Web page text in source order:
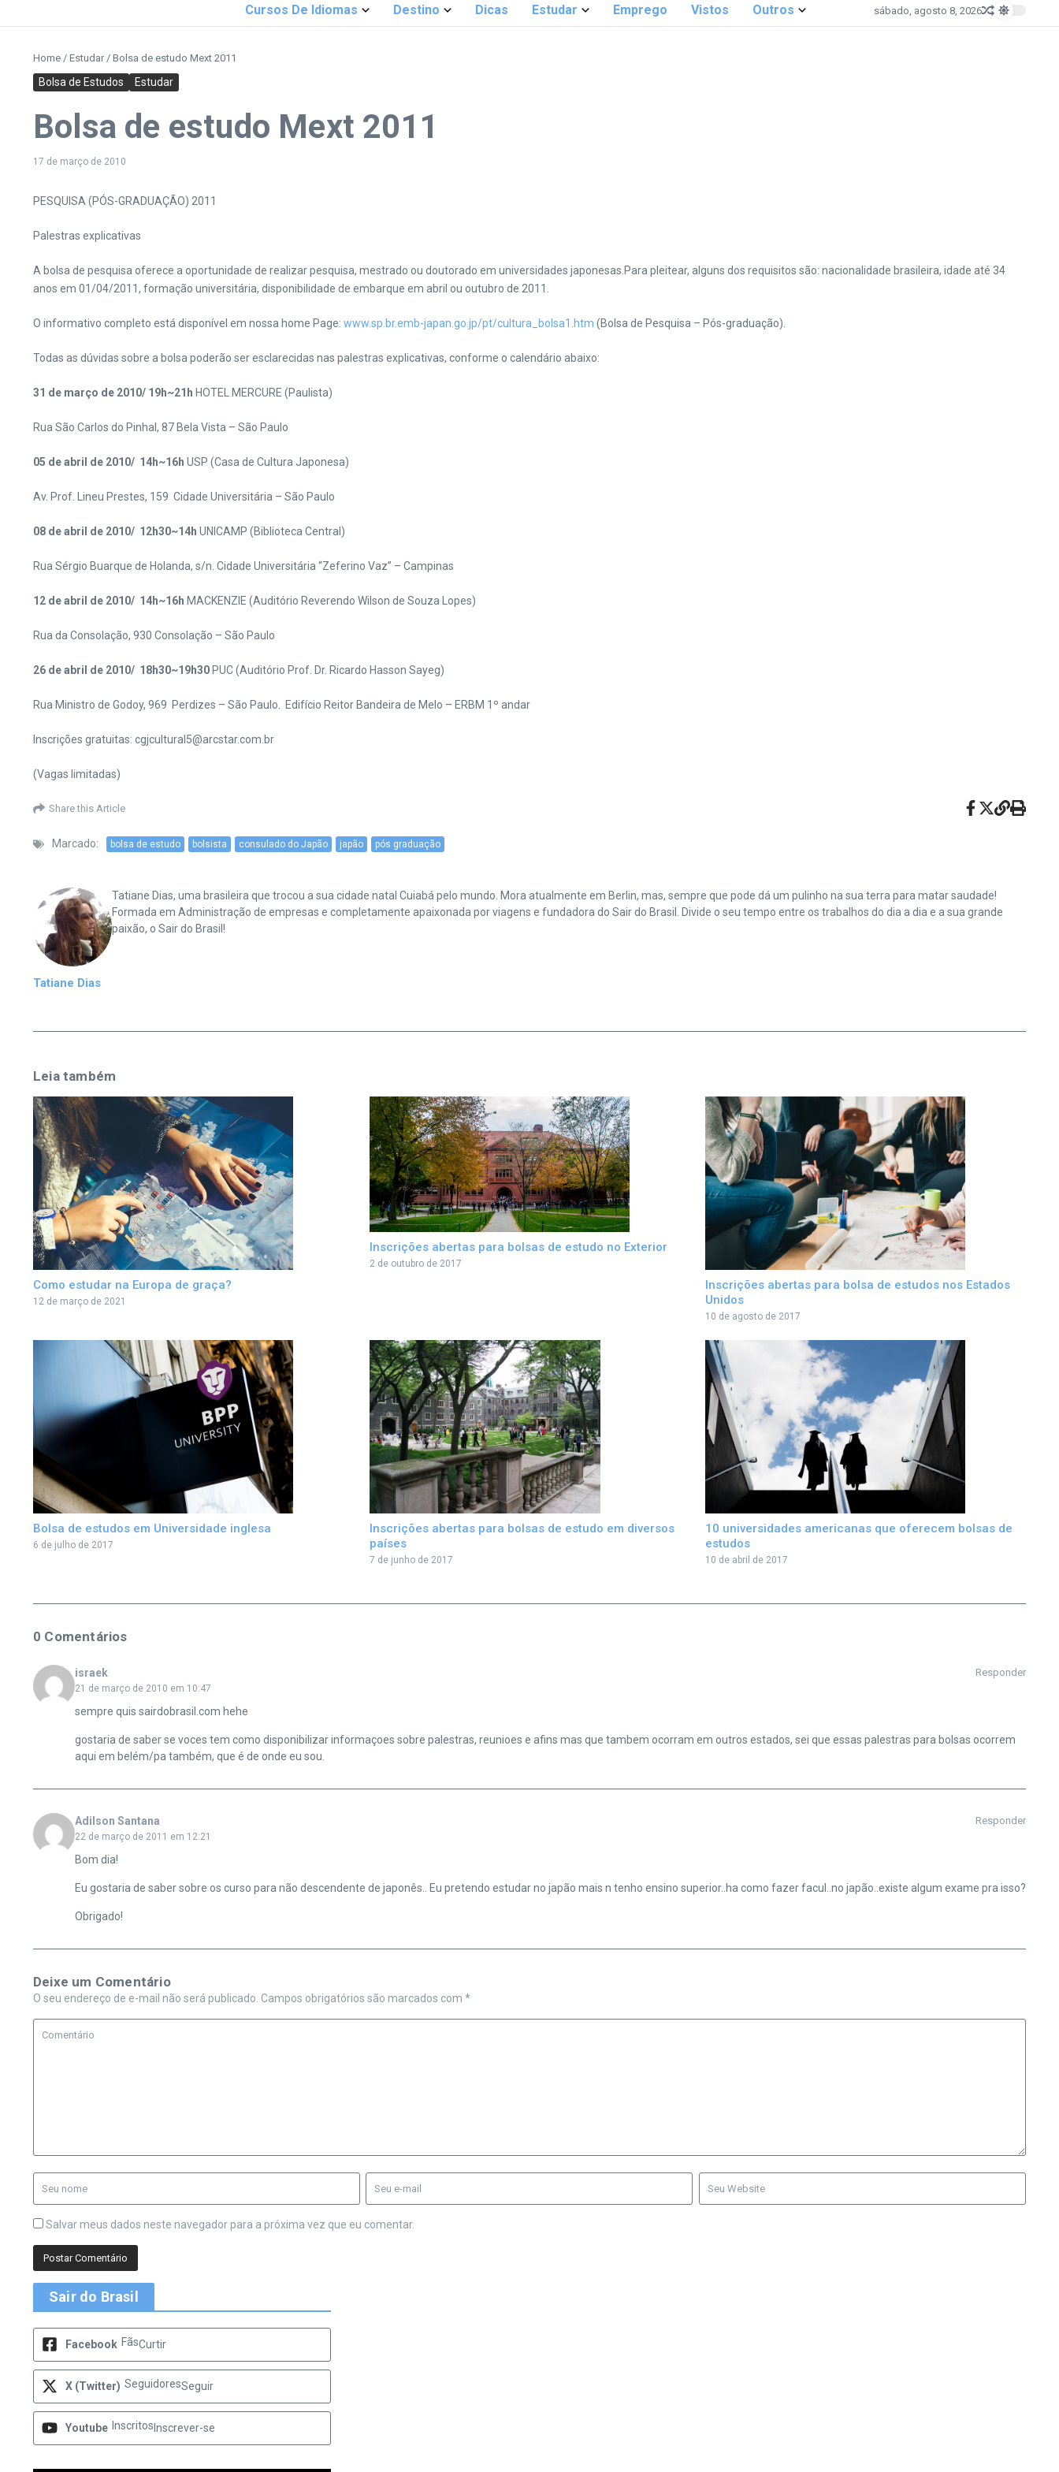
Cursos De Idiomas Destino Dicas Estudar Emprego Vistos Outros sábado, agosto 8, 2026
Home / Estudar / Bolsa de estudo Mext 2011
Bolsa de Estudos Estudar
Bolsa de estudo Mext 2011
17 de março de 2010
PESQUISA (PÓS-GRADUAÇÃO) 2011
Palestras explicativas
A bolsa de pesquisa oferece a oportunidade de realizar pesquisa, mestrado ou doutorado em universidades japonesas. Para pleitear, alguns dos requisitos são: nacionalidade brasileira, idade até 34
anos em 01/04/2011, formação universitária, disponibilidade de embarque em abril ou outubro de 2011.
O informativo completo está disponível em nossa home Page: www.sp.br.emb-japan.go.jp/pt/cultura_bolsa1.htm (Bolsa de Pesquisa – Pós-graduação).
Todas as dúvidas sobre a bolsa poderão ser esclarecidas nas palestras explicativas, conforme o calendário abaixo:
31 de março de 2010/ 19h~21h HOTEL MERCURE (Paulista)
Rua São Carlos do Pinhal, 87 Bela Vista – São Paulo
05 de abril de 2010/ 14h~16h USP (Casa de Cultura Japonesa)
Av. Prof. Lineu Prestes, 159 Cidade Universitária – São Paulo
08 de abril de 2010/ 12h30~14h UNICAMP (Biblioteca Central)
Rua Sérgio Buarque de Holanda, s/n. Cidade Universitária “Zeferino Vaz” – Campinas
12 de abril de 2010/ 14h~16h MACKENZIE (Auditório Reverendo Wilson de Souza Lopes)
Rua da Consolação, 930 Consolação – São Paulo
26 de abril de 2010/ 18h30~19h30 PUC (Auditório Prof. Dr. Ricardo Hasson Sayeg)
Rua Ministro de Godoy, 969 Perdizes – São Paulo. Edifício Reitor Bandeira de Melo – ERBM 1º andar
Inscrições gratuitas: cgjcultural5@arcstar.com.br
(Vagas limitadas)
Share this Article
Marcado: bolsa de estudo bolsista consulado do Japão japão pós graduação
Tatiane Dias
Tatiane Dias, uma brasileira que trocou a sua cidade natal Cuiabá pelo mundo. Mora atualmente em Berlin, mas, sempre que pode dá um pulinho na sua terra para matar saudade!
Formada em Administração de empresas e completamente apaixonada por viagens e fundadora do Sair do Brasil. Divide o seu tempo entre os trabalhos do dia a dia e a sua grande
paixão, o Sair do Brasil!
Leia também
Como estudar na Europa de graça?
12 de março de 2021
Inscrições abertas para bolsas de estudo no Exterior
2 de outubro de 2017
Inscrições abertas para bolsa de estudos nos Estados
Unidos
10 de agosto de 2017
Bolsa de estudos em Universidade inglesa
6 de julho de 2017
Inscrições abertas para bolsas de estudo em diversos
países
7 de junho de 2017
10 universidades americanas que oferecem bolsas de
estudos
10 de abril de 2017
0 Comentários
israek
21 de março de 2010 em 10:47
Responder
sempre quis sairdobrasil.com hehe
gostaria de saber se voces tem como disponibilizar informaçoes sobre palestras, reunioes e afins mas que tambem ocorram em outros estados, sei que essas palestras para bolsas ocorrem
aqui em belém/pa também, que é de onde eu sou.
Adilson Santana
22 de março de 2011 em 12:21
Responder
Bom dia!
Eu gostaria de saber sobre os curso para não descendente de japonês.. Eu pretendo estudar no japão mais n tenho ensino superior..ha como fazer facul..no japão..existe algum exame pra isso?
Obrigado!
Deixe um Comentário
O seu endereço de e-mail não será publicado. Campos obrigatórios são marcados com *
Salvar meus dados neste navegador para a próxima vez que eu comentar.
Sair do Brasil
Facebook FãsCurtir
X (Twitter) SeguidoresSeguir
Youtube Inscritos Inscrever-se